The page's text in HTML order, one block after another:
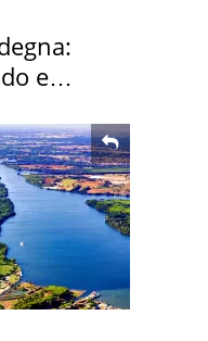
e